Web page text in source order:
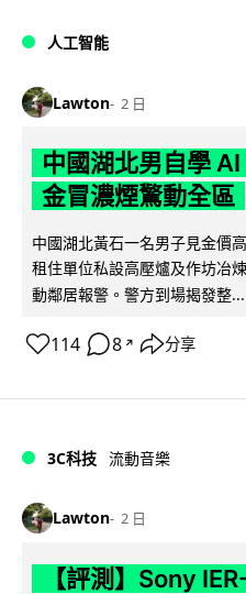
人工智能
Lawton 2 日
中國湖北男自學
金冒濃煙驚動全區
中國湖北黃石一名男子見金價
租住單位私設高壓爐及作坊冶
動鄰居報警。警方到場揭發整...
114 8 ↗ 分享
3C科技 流動音樂
Lawton 2 日
【評測】Sony